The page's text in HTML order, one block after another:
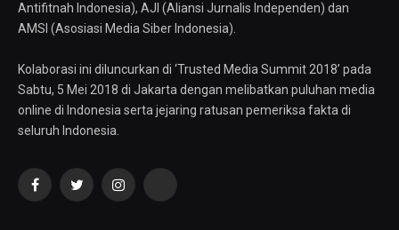
Antifitnah Indonesia), AJI (Aliansi Jurnalis Independen) dan
AMSI (Asosiasi Media Siber Indonesia).
Kolaborasi ini diluncurkan di ‘Trusted Media Summit 2018’ pada
Sabtu, 5 Mei 2018 di Jakarta dengan melibatkan puluhan media
online di Indonesia serta jejaring ratusan pemeriksa fakta di
seluruh Indonesia.
FacebookTwitterInstagramYouTube